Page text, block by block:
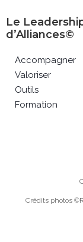
Le
d’Alliances©
Accompagner
Valoriser
Outils
Formation
Crédits photos